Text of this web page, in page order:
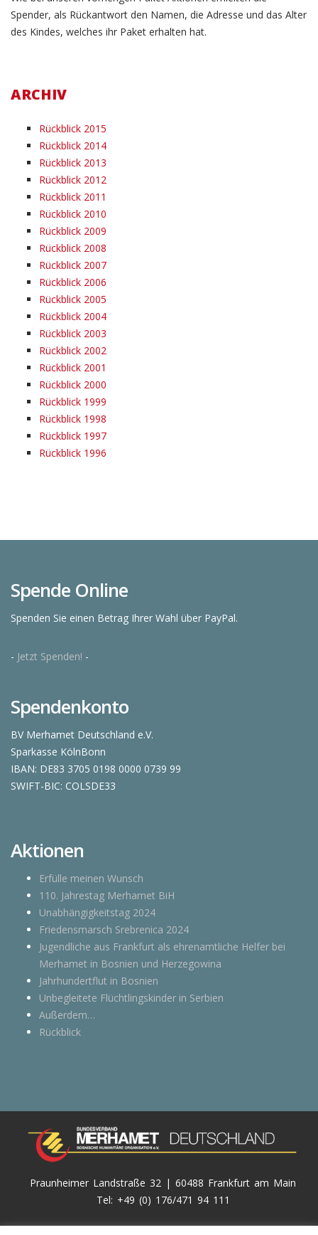
Spender, als Rückantwort den Namen, die Adresse und das Alter
des Kindes, welches ihr Paket erhalten hat.
ARCHIV
Rückblick 2015
Rückblick 2014
Rückblick 2013
Rückblick 2012
Rückblick 2011
Rückblick 2010
Rückblick 2009
Rückblick 2008
Rückblick 2007
Rückblick 2006
Rückblick 2005
Rückblick 2004
Rückblick 2003
Rückblick 2002
Rückblick 2001
Rückblick 2000
Rückblick 1999
Rückblick 1998
Rückblick 1997
Rückblick 1996
Spende Online
Spenden Sie einen Betrag Ihrer Wahl über PayPal.
- Jetzt Spenden! -
Spendenkonto
BV Merhamet Deutschland e.V.
Sparkasse KölnBonn
IBAN: DE83 3705 0198 0000 0739 99
SWIFT-BIC: COLSDE33
Aktionen
Erfülle meinen Wunsch
110. Jahrestag Merhamet BiH
Unabhängigkeitstag 2024
Friedensmarsch Srebrenica 2024
Jugendliche aus Frankfurt als ehrenamtliche Helfer bei
Merhamet in Bosnien und Herzegowina
Jahrhundertflut in Bosnien
Unbegleitete Flüchtlingskinder in Serbien
Außerdem…
Rückblick
Praunheimer Landstraße 32 | 60488 Frankfurt am Main
Tel: +49 (0) 176/471 94 111